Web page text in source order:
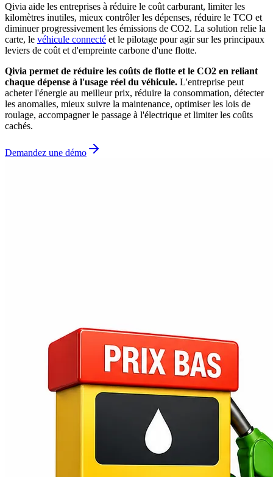
Qivia aide les entreprises à réduire le coût carburant, limiter les
kilomètres inutiles, mieux contrôler les dépenses, réduire le TCO et
diminuer progressivement les émissions de CO2. La solution relie la
carte, le véhicule connecté et le pilotage pour agir sur les principaux
leviers de coût et d'empreinte carbone d'une flotte.
Qivia permet de réduire les coûts de flotte et le CO2 en reliant
chaque dépense à l'usage réel du véhicule. L'entreprise peut
acheter l'énergie au meilleur prix, réduire la consommation, détecter
les anomalies, mieux suivre la maintenance, optimiser les lois de
roulage, accompagner le passage à l'électrique et limiter les coûts
cachés.
Demandez une démo